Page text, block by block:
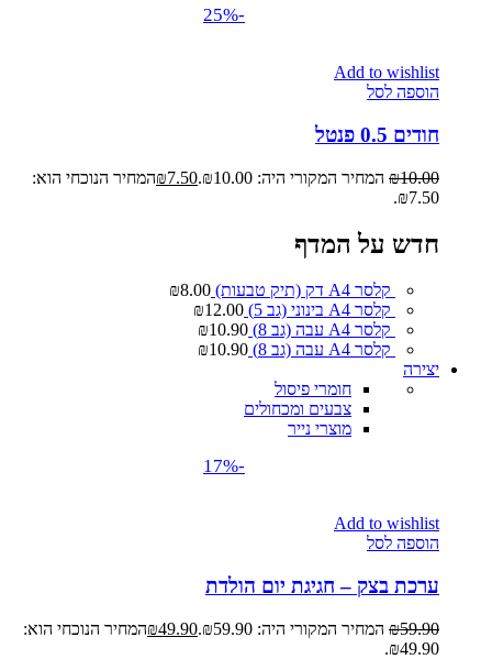
-25%
Add to wishlist
הוספה לסל
חודים 0.5 פנטל
₪10.00 המחיר המקורי היה: ₪10.00. ₪7.50
המחיר הנוכחי הוא:
₪7.50.
חדש על המדף
קלסר A4 דק (תיק טבעות) ₪8.00
קלסר A4 בינוני (גב 5)
₪12.00
קלסר A4 עבה (גב 8)
₪10.90
קלסר A4 עבה (גב 8)
₪10.90
יצירה
חומרי פיסול
צבעים ומכחולים
מוצרי נייר
-17%
Add to wishlist
הוספה לסל
ערכת בצק – חגיגת יום הולדת
₪59.90 המחיר המקורי היה: ₪59.90. ₪49.90
המחיר הנוכחי הוא:
₪49.90.